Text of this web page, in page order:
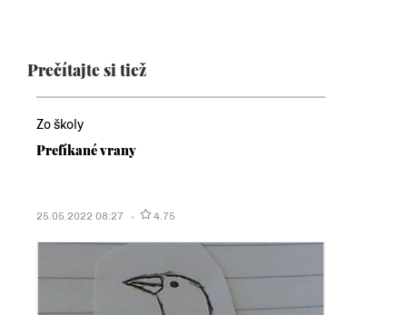
Prečítajte si tiež
Zo školy
Prefíkané vrany
25.05.2022 08:27 4.75